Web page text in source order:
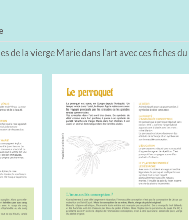
de la vierge Marie dans l’art avec ces fiches